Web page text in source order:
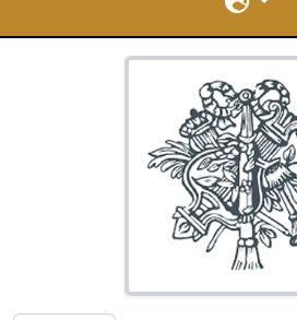
Idioma